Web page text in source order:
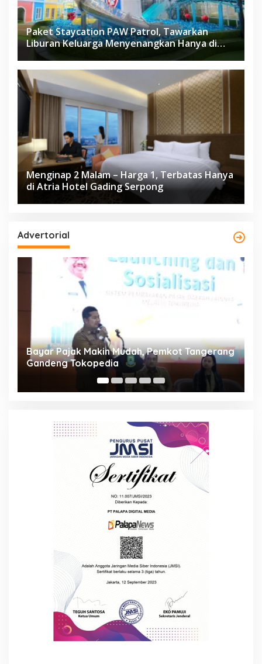
Paket Staycation PAW Patrol, Tawarkan
Liburan Keluarga Menyenangkan Hanya di
Herloom Hotel BSD
Menginap 2 Malam – Harga 1, Terbatas Hanya
di Atria Hotel Gading Serpong
Advertorial
Resmi Bergulir, 651 Kafilah Ramaikan MTQ
XXV Kota Tangerang di Ciledug